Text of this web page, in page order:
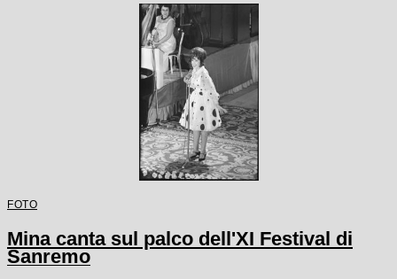
FOTO
Mina canta sul palco dell'XI Festival di
Sanremo